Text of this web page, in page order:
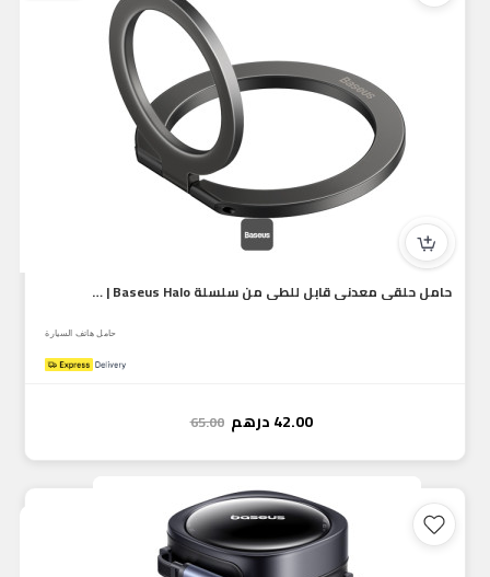
حامل حلقي معدني قابل للطي من سلسلة Baseus Halo | حامل وحلقة...
حامل هاتف السيارة
42.00درهم 65.00